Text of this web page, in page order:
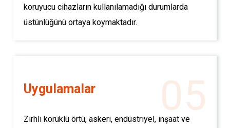
koruyucu cihazların kullanılamadığı durumlarda
üstünlüğünü ortaya koymaktadır.
05
Uygulamalar
Zırhlı körüklü örtü, askeri, endüstriyel, inşaat ve